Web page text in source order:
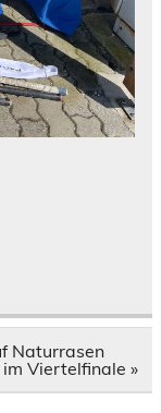
Naturrasen
Viertelfinale »